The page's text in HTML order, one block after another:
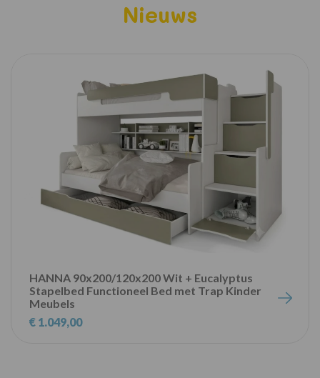
Nieuws
HANNA 90x200/120x200 Wit + Eucalyptus
Stapelbed Functioneel Bed met Trap Kinder
Meubels
€ 1.049,00